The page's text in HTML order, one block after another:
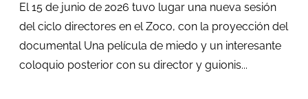
El 15 de junio de 2026 tuvo lugar una nueva sesión
del ciclo directores en el Zoco, con la proyección del
documental Una película de miedo y un interesante
coloquio posterior con su director y guionis...